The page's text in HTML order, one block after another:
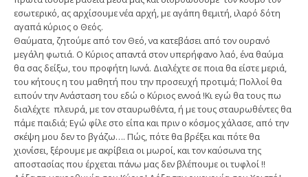
εσωτερικό, ας αρχίσουμε νέα αρχή, με αγάπη θεμιτή, ιλαρό δότη
αγαπά κύριος ο Θεός.
Θαύματα, ζητούμε από τον Θεό, να κατεβάσει από τον ουρανό
μεγάλη φωτιά. Ο Κύριος απαντά στον υπερήφανο λαό, ένα θαύμα
θα σας δείξω, του προφήτη Ιωνά. Διαλέχτε σε ποια θα είστε μεριά,
του κήτους η του μαθητή που την προσευχή προτιμά; Πολλοί θα
ειπούν την Ανάσταση του εδώ ο Κύριος εννοά !Κι εγώ θα τους πω
διαλέχτε πλευρά, με τον σταυρωθέντα, ή με τους σταυρωθέντες θα
πάμε παιδιά; Εγώ φίλε στο είπα και πριν ο κόσμος χάλασε, από την
σκέψη μου δεν το βγάζω…. Πώς, πότε θα βρέξει και πότε θα
χιονίσει, ξέρουμε με ακρίβεια οι μωροί, και τον καύσωνα της
αποστασίας που έρχεται πάνω μας δεν βλέπουμε οι τυφλοί !!